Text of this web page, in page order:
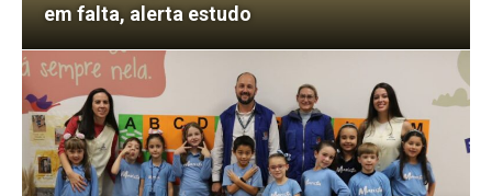
em falta, alerta estudo